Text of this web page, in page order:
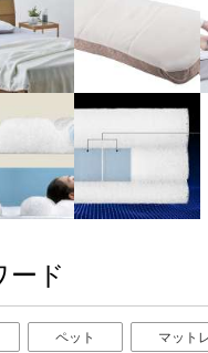
ード
ペット マット